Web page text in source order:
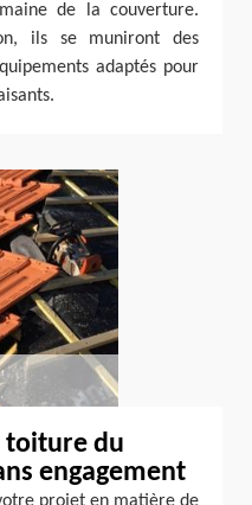
de la couverture.
ils se muniront des
adaptés pour
toiture du
engagement